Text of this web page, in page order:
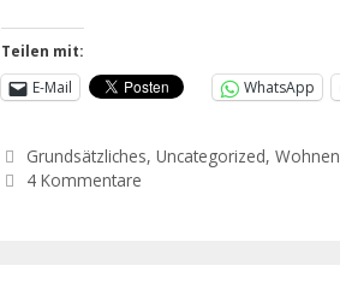
Teilen mit:
E-Mail
WhatsApp
Grundsätzliches,Uncategorized,Wohnen
4 Kommentare